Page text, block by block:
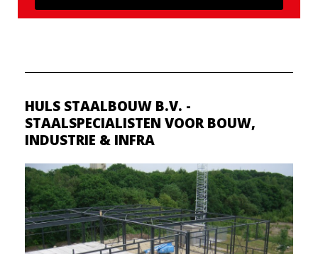
HULS STAALBOUW B.V. -
STAALSPECIALISTEN VOOR BOUW,
INDUSTRIE & INFRA